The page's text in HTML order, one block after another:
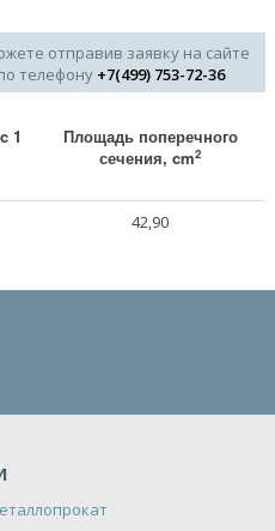
отправив заявку на сайте
телефону +7(499) 753-72-36
1
Площадь поперечного
сечения, cm2
42,90